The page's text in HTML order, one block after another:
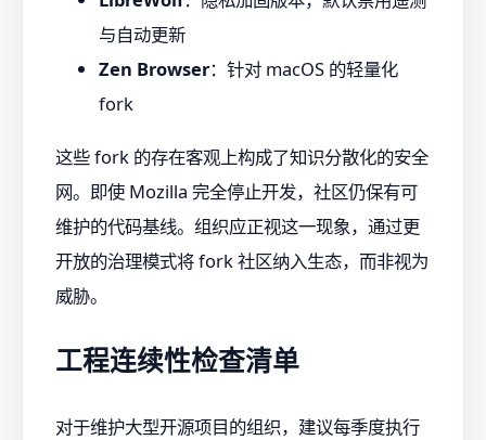
与自动更新
Zen Browser：针对 macOS 的轻量化
fork
这些 fork 的存在客观上构成了知识分散化的安全
网。即使 Mozilla 完全停止开发，社区仍保有可
维护的代码基线。组织应正视这一现象，通过更
开放的治理模式将 fork 社区纳入生态，而非视为
威胁。
工程连续性检查清单
对于维护大型开源项目的组织，建议每季度执行